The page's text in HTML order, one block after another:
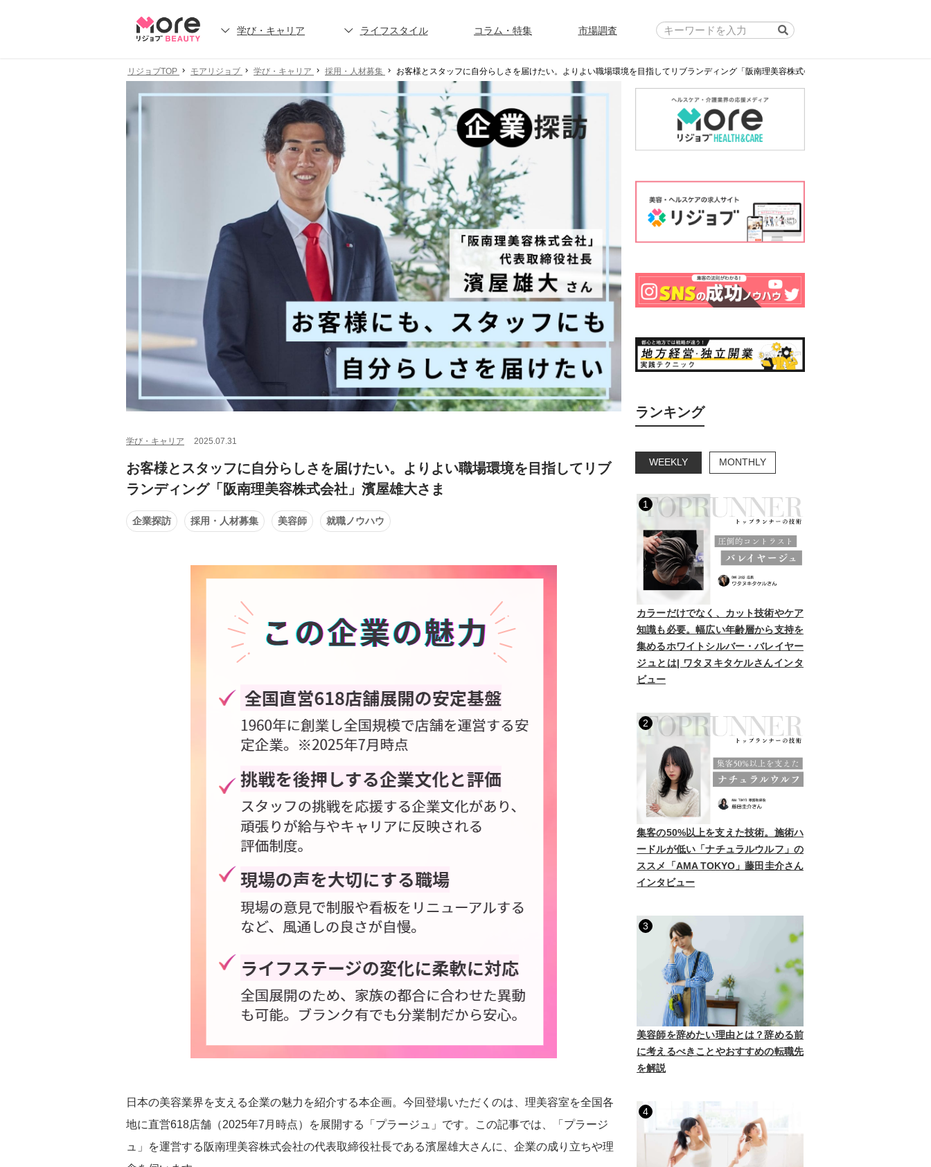
学び・キャリア ライフスタイル コラム・特集 市場調査
リジョブTOP モアリジョブ 学び・キャリア 採用・人材募集 お客様とスタッフに自分らしさを届けたい。よりよい職場環境を目指してリブランディング「阪南理美容株式会社」濱屋雄大さま
学び・キャリア 2025.07.31
お客様とスタッフに自分らしさを届けたい。よりよい職場環境を目指してリブ
ランディング「阪南理美容株式会社」濱屋雄大さま
企業探訪 採用・人材募集 美容師 就職ノウハウ
日本の美容業界を支える企業の魅力を紹介する本企画。今回登場いただくのは、理美容室を全国各
地に直営618店舗（2025年7月時点）を展開する「プラージュ」です。この記事では、「プラージ
ュ」を運営する阪南理美容株式会社の代表取締役社長である濱屋雄大さんに、企業の成り立ちや理
ランキング
WEEKLY MONTHLY
1
カラーだけでなく、カット技術やケア
知識も必要。幅広い年齢層から支持を
集めるホワイトシルバー・バレイヤー
ジュとは| ワタヌキタケルさんインタ
ビュー
2
集客の50%以上を支えた技術。施術ハ
ードルが低い「ナチュラルウルフ」の
ススメ「AMA TOKYO」藤田圭介さん
インタビュー
3
美容師を辞めたい理由とは？辞める前
に考えるべきことやおすすめの転職先
を解説
4